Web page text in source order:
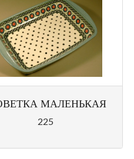
МАЛЕНЬКАЯ
225